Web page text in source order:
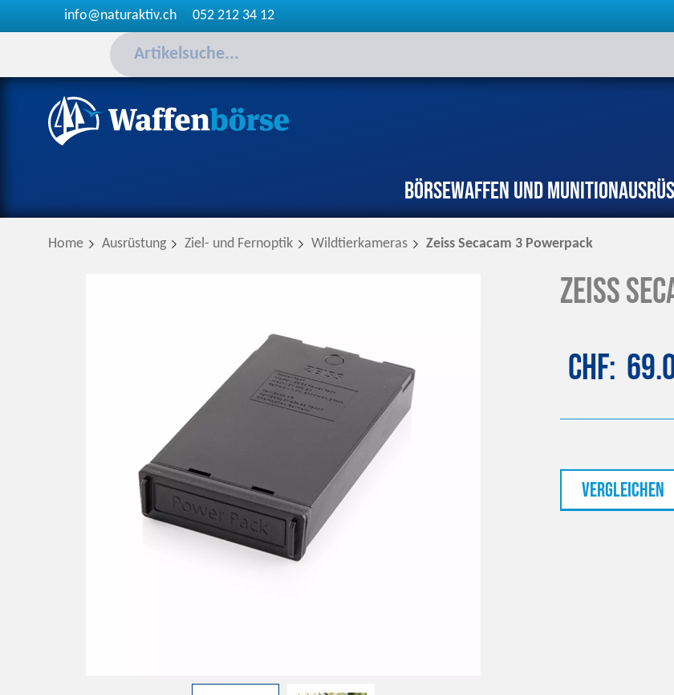
info@naturaktiv.ch 052 212 34 12
BörseWaffen und Munition
Home Ausrüstung Ziel- und Fernoptik Wildtierkameras Zeiss Secacam 3 Powerpack
Zeiss
CHF
vergleichen